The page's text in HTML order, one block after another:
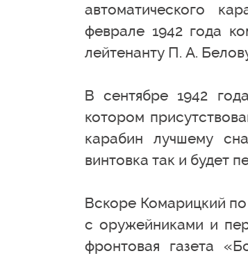
автоматического
феврале 1942 года
лейтенанту П. А.
В сентябре 1942
котором
карабин лучшему
винтовка так и будет
Вскоре Комарицкий
с оружейниками и
фронтовая газета